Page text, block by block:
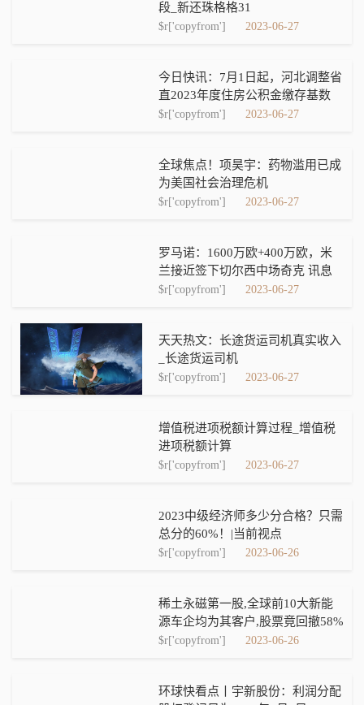
段_新还珠格格31
$r['copyfrom'] 2023-06-27
今日快讯：7月1日起，河北调整省
直2023年度住房公积金缴存基数
$r['copyfrom'] 2023-06-27
全球焦点！项昊宇：药物滥用已成
为美国社会治理危机
$r['copyfrom'] 2023-06-27
罗马诺：1600万欧+400万欧，米
兰接近签下切尔西中场奇克 讯息
$r['copyfrom'] 2023-06-27
天天热文：长途货运司机真实收入
_长途货运司机
$r['copyfrom'] 2023-06-27
增值税进项税额计算过程_增值税
进项税额计算
$r['copyfrom'] 2023-06-27
2023中级经济师多少分合格？只需
总分的60%！|当前视点
$r['copyfrom'] 2023-06-26
稀土永磁第一股,全球前10大新能
源车企均为其客户,股票竟回撤58%
$r['copyfrom'] 2023-06-26
环球快看点丨宇新股份：利润分配